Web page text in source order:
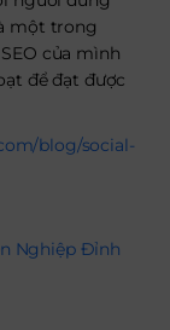
một trong
của mình
để đạt được
blog/social-
Nghiệp Đỉnh